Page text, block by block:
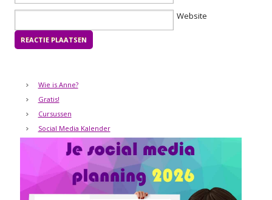
Website
Wie is Anne?
Gratis!
Cursussen
Social Media Kalender